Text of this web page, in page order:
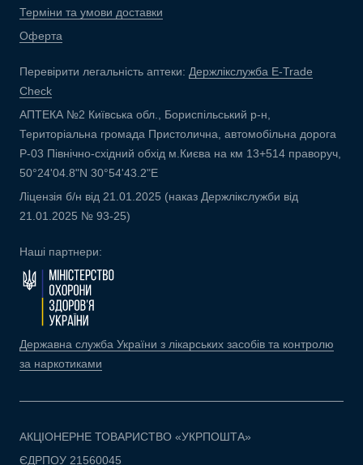
Терміни та умови доставки
Оферта
Перевірити легальність аптеки: Держлікслужба E-Trade
Check
АПТЕКА №2 Київська обл., Бориспільський р-н,
Територіальна громада Пристолична, автомобільна дорога
Р-03 Північно-східний обхід м.Києва на км 13+514 праворуч,
50°24'04.8"N 30°54'43.2"E
Ліцензія б/н від 21.01.2025 (наказ Держлікслужби від
21.01.2025 № 93-25)
Наші партнери:
Державна служба України з лікарських засобів та контролю
за наркотиками
АКЦІОНЕРНЕ ТОВАРИСТВО «УКРПОШТА»
ЄДРПОУ 21560045